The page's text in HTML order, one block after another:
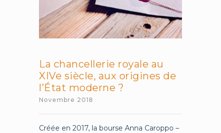
La chancellerie royale au
XIVe siècle, aux origines de
l’État moderne ?
Novembre 2018
Créée en 2017, la bourse Anna Caroppo –